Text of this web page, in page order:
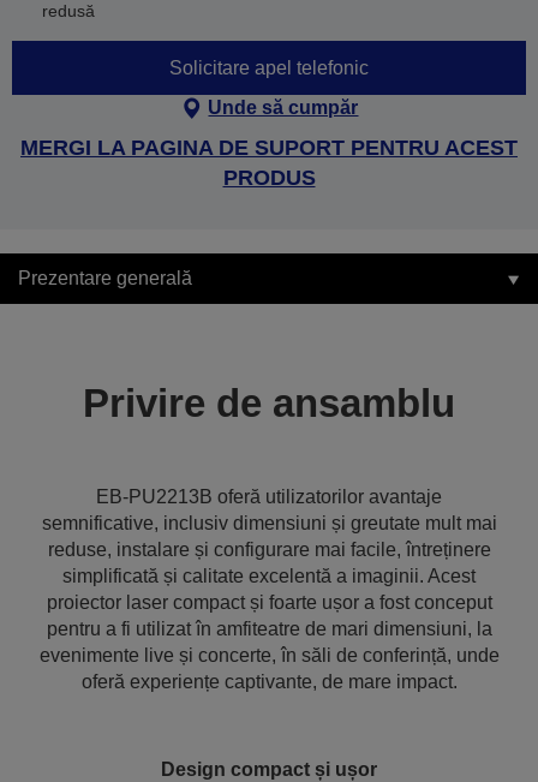
redusă
Solicitare apel telefonic
Unde să cumpăr
MERGI LA PAGINA DE SUPORT PENTRU ACEST
PRODUS
Prezentare generală
Privire de ansamblu
EB-PU2213B oferă utilizatorilor avantaje
semnificative, inclusiv dimensiuni și greutate mult mai
reduse, instalare și configurare mai facile, întreținere
simplificată și calitate excelentă a imaginii. Acest
proiector laser compact și foarte ușor a fost conceput
pentru a fi utilizat în amfiteatre de mari dimensiuni, la
evenimente live și concerte, în săli de conferință, unde
oferă experiențe captivante, de mare impact.
Design compact și ușor